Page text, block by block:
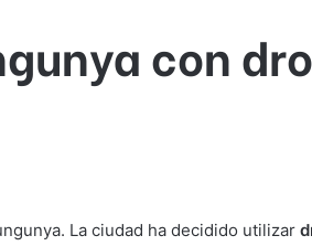
con
La ciudad ha decidido utilizar